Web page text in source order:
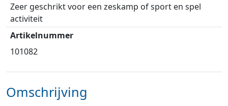
Zeer geschrikt voor een zeskamp of sport en spel
activiteit
Artikelnummer
101082
Omschrijving